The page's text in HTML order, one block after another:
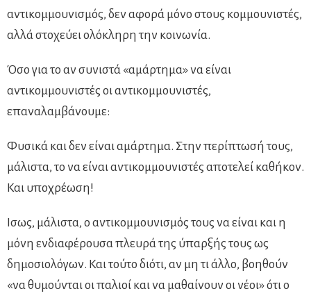
αντικομμουνισμός, δεν αφορά μόνο στους κομμουνιστές,
αλλά στοχεύει ολόκληρη την κοινωνία.
Όσο για το αν συνιστά «αμάρτημα» να είναι
αντικομμουνιστές οι αντικομμουνιστές,
επαναλαμβάνουμε:
Φυσικά και δεν είναι αμάρτημα. Στην περίπτωσή τους,
μάλιστα, το να είναι αντικομμουνιστές αποτελεί καθήκον.
Και υποχρέωση!
Ισως, μάλιστα, ο αντικομμουνισμός τους να είναι και η
μόνη ενδιαφέρουσα πλευρά της ύπαρξής τους ως
δημοσιολόγων. Και τούτο διότι, αν μη τι άλλο, βοηθούν
«να θυμούνται οι παλιοί και να μαθαίνουν οι νέοι» ότι ο